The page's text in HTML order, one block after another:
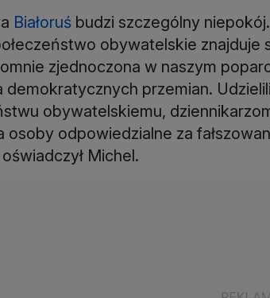
Białoruś budzi szczególny
obywatelskie znajduje
zjednoczona w naszym
demokratycznych przemian.
obywatelskiemu,
osoby odpowiedzialne za
Michel.